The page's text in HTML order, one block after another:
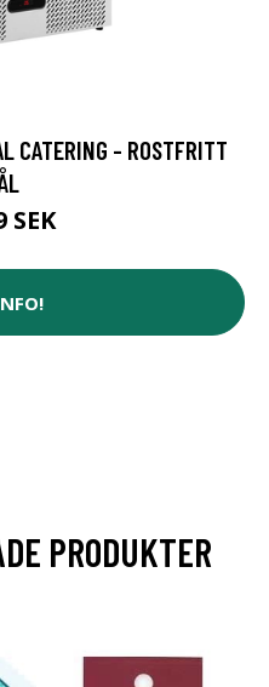
CATERING - ROSTFRITT
SEK
PRODUKTER